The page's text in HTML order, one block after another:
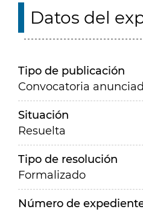
Datos del
Tipo de publicación
Convocatoria
Situación
Resuelta
Tipo de resolución
Formalizado
Número de